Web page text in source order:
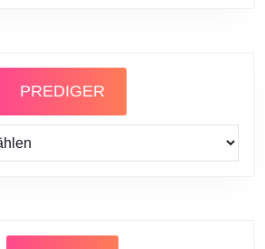
PREDIGER